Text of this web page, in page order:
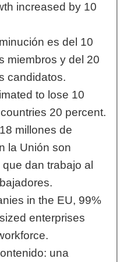
increased by 10
es del 10
miembros y del 20
candidatos.
to lose 10
20 percent.
millones de
la Unión son
dan trabajo al
in the EU, 99%
enterprises
una